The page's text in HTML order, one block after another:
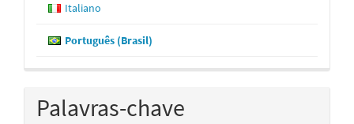
Italiano
Português (Brasil)
Palavras-chave